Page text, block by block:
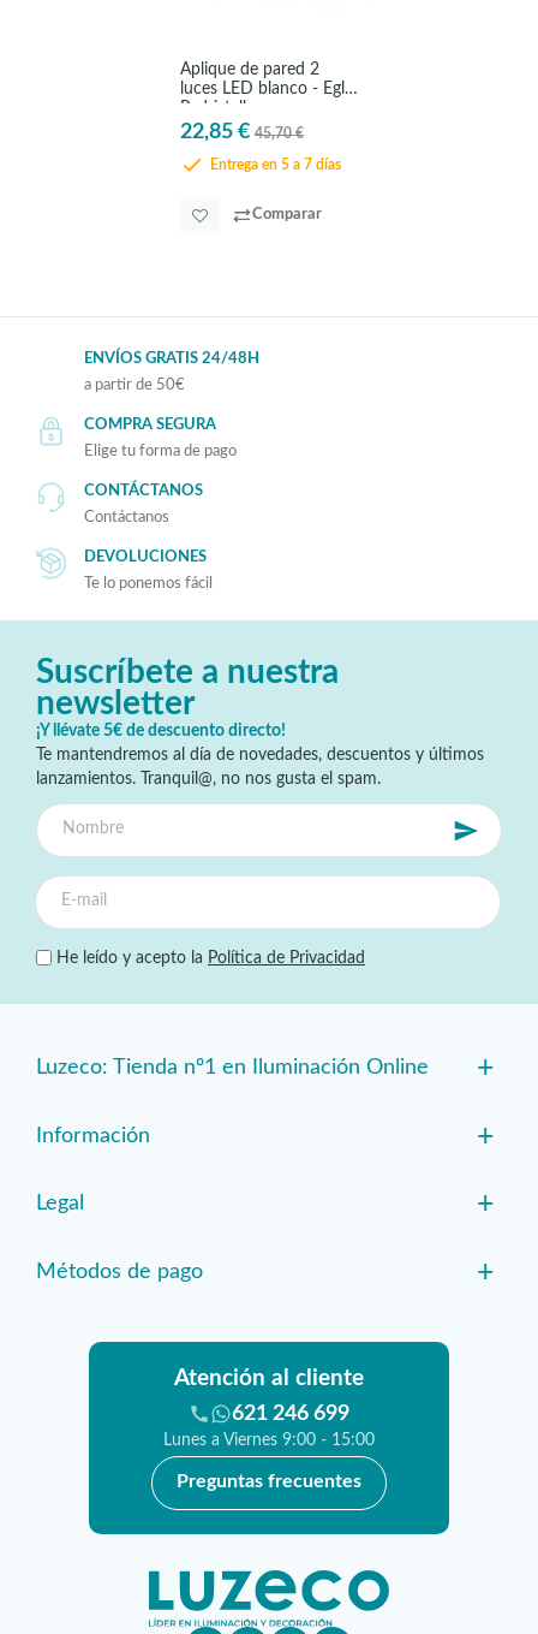
Aplique de pared 2
luces LED blanco - Eglo
Pedristella
22,85 € 45,70 €
Entrega en 5 a 7 días
Comparar
ENVÍOS GRATIS 24/48H
a partir de 50€
COMPRA SEGURA
Elige tu forma de pago
CONTÁCTANOS
Contáctanos
DEVOLUCIONES
Te lo ponemos fácil
Suscríbete a nuestra
newsletter
¡Y llévate 5€ de descuento directo!
Te mantendremos al día de novedades, descuentos y últimos
lanzamientos. Tranquil@, no nos gusta el spam.
He leído y acepto la Política de Privacidad
Luzeco: Tienda nº1 en Iluminación Online +
Información +
Legal +
Métodos de pago +
Atención al cliente
621 246 699
Lunes a Viernes 9:00 - 15:00
Preguntas frecuentes